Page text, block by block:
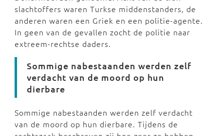
slachtoffers waren Turkse middenstanders, de
anderen waren een Griek en een politie-agente.
In geen van de gevallen zocht de politie naar
extreem-rechtse daders.
Sommige nabestaanden werden zelf
verdacht van de moord op hun
dierbare
Sommige nabestaanden werden zelf verdacht
van de moord op hun dierbare. Tijdens de